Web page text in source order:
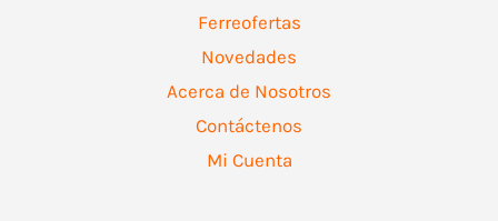
Ferreofertas
Novedades
Acerca de Nosotros
Contáctenos
Mi Cuenta